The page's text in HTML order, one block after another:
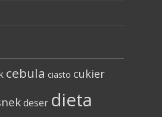
cebula ciasto cukier
deser dieta